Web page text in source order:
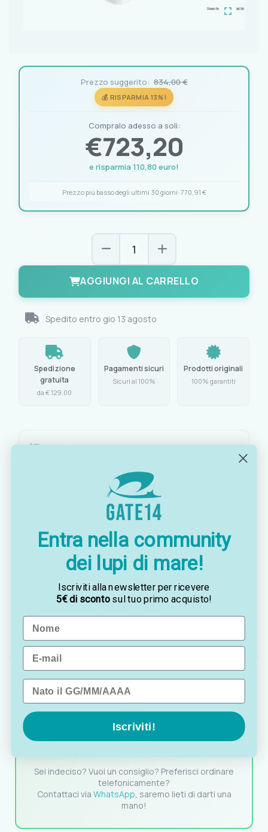
Prezzo suggerito: 834,00 €
💰 RISPARMIA 13%!
Compralo adesso a soli:
€723,20
e risparmia 110,80 euro!
Prezzo più basso degli ultimi 30 giorni: 770,91 €
AGGIUNGI AL CARRELLO
Spedito entro gio 13 agosto
Spedizione
gratuita
da € 129,00
Pagamenti sicuri
Sicuri al 100%
Prodotti originali
100% garantiti
Caratteristiche principali
alluminio Ø 44 mm
resina ad alta resistenza
impermeabile e UV resistente
Dimensioni:
lunghezza 2000 mm, larghezza 1400
Console: larghezza max 1000 mm
Velocità max con telo:
OTTAVIA
Sei indeciso? Vuoi un consiglio? Preferisci ordinare
telefonicamente?
Contattaci via WhatsApp, saremo lieti di darti una
mano!
Entra nella community
dei lupi di mare!
Iscriviti alla newsletter per ricevere
5€ di scontosul tuo primo acquisto!
Name
Email
Data di nascita
Iscriviti!